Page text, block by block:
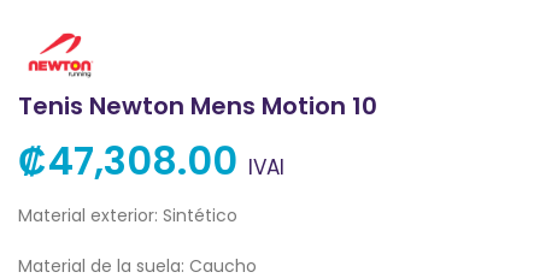
Tenis Newton Mens Motion 10
₡47,308.00 IVAI
Material exterior: Sintético
Material de la suela: Caucho